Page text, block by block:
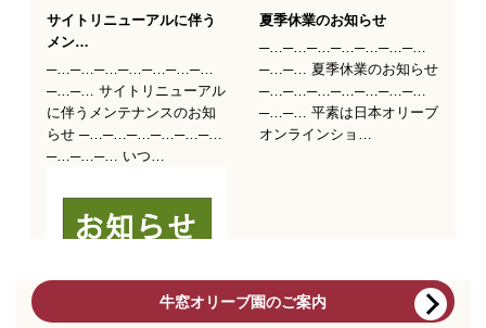
牛窓オリーブ園のご案内